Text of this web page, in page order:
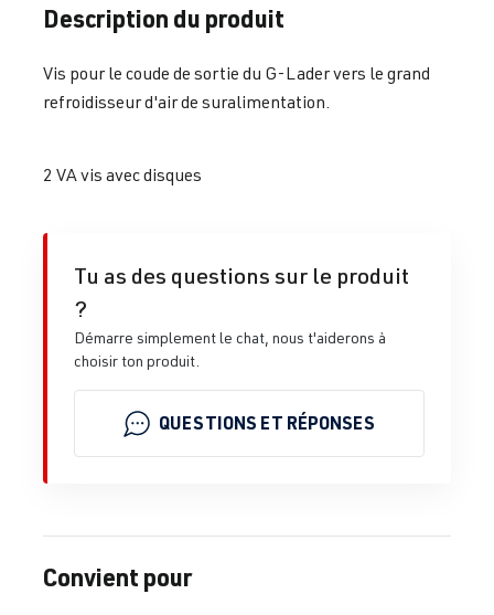
Description du produit
Vis pour le coude de sortie du G-Lader vers le grand
refroidisseur d'air de suralimentation.
2 VA vis avec disques
Tu as des questions sur le produit
?
Démarre simplement le chat, nous t'aiderons à
choisir ton produit.
QUESTIONS ET RÉPONSES
Convient pour